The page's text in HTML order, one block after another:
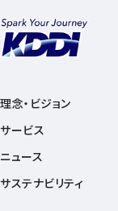
理念・ビジョン
サービス
ニュース
サステナビリティ